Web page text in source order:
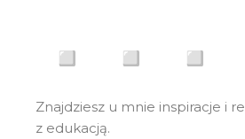
Znajdziesz u mnie inspiracje i
z edukacją.